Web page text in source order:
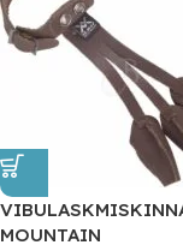
MOUNTAIN